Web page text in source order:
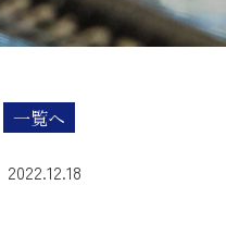
2022.12.18
一覧へ